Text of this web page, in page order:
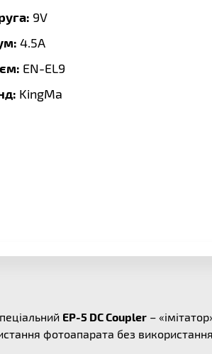
9V
4.5A
EN-EL9
KingMa
EP-5 DC Coupler –
фотоапарата без